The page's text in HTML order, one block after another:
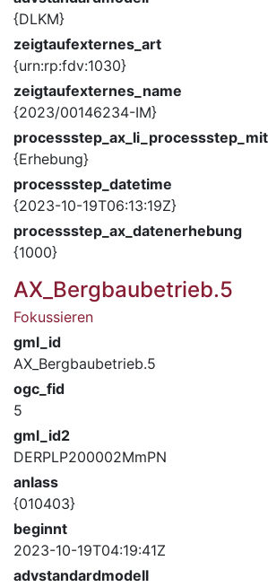
{DLKM}
zeigtaufexternes_art
{urn:rp:fdv:1030}
zeigtaufexternes_name
{2023/00146234-IM}
{Erhebung}
processstep_datetime
{2023-10-19T06:13:19Z}
processstep_ax_datenerhebung
{1000}
AX_Bergbaubetrieb.5
Fokussieren
gml_id
AX_Bergbaubetrieb.5
ogc_fid
5
gml_id2
DERPLP200002MmPN
anlass
{010403}
beginnt
2023-10-19T04:19:41Z
advstandardmodell